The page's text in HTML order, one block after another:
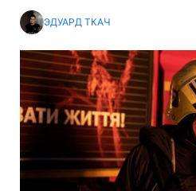
ЭДУАРД ТКАЧ